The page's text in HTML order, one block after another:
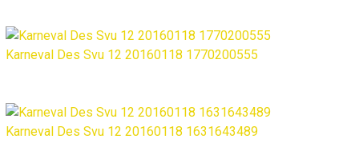
Karneval Des Svu 12 20160118 1770200555
Karneval Des Svu 12 20160118 1631643489